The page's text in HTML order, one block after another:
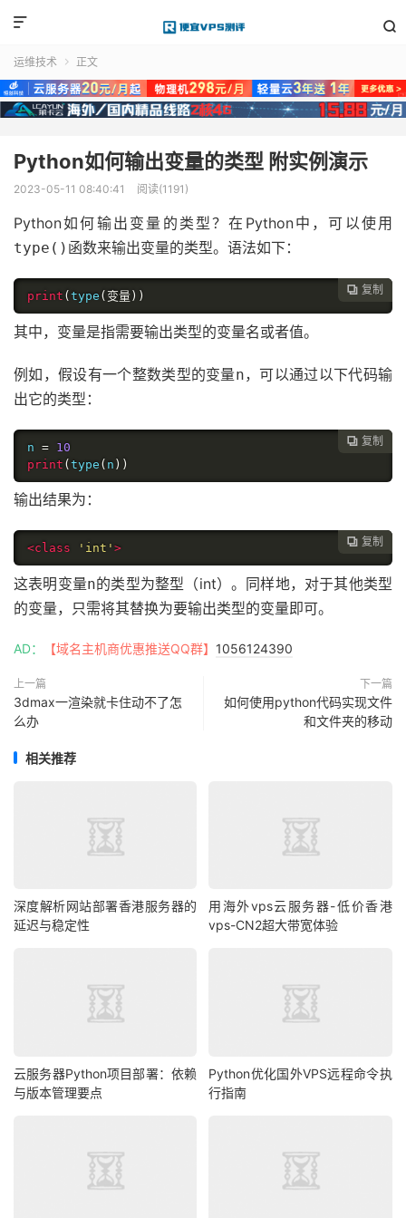


运维技术  正文
Python如何输出变量的类型 附实例演示
2023-05-11 08:40:41 阅读(1191)
Python如何输出变量的类型？在Python中，可以使用
type() 函数来输出变量的类型。语法如下：
 复制
print ( type (变量))
其中， 变量是指需要输出类型的变量名或者值。
例如，假设有一个整数类型的变量n，可以通过以下代码输
出它的类型：
 复制
n = 10
print ( type ( n ))
输出结果为：
 复制
<class 'int' >
这表明变量n的类型为整型（int）。同样地，对于其他类型
的变量，只需将其替换为要输出类型的变量即可。
AD： 【域名主机商优惠推送QQ群】 1056124390
上一篇
3dmax一渲染就卡住动不了怎
么办
下一篇
如何使用python代码实现文件
和文件夹的移动
相关推荐
深度解析网站部署香港服务器的
延迟与稳定性
用海外vps云服务器-低价香港
vps-CN2超大带宽体验
云服务器Python项目部署：依赖
与版本管理要点
Python优化国外VPS远程命令执
行指南